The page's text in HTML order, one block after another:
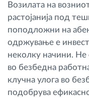
Возилата на
растојанија под
поподложни на
одржување е
неколку начини.
во безбедна
клучна улога во
подобрува